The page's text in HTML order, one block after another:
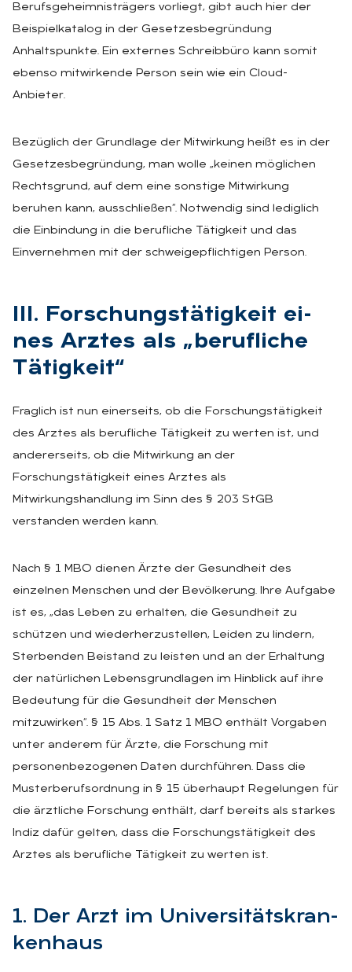
Berufsgeheimnisträgers vorliegt, gibt auch hier der
Beispielkatalog in der Gesetzesbegründung
Anhaltspunkte. Ein externes Schreibbüro kann somit
ebenso mitwirkende Person sein wie ein Cloud-
Anbieter.
Bezüglich der Grundlage der Mitwirkung heißt es in der
Gesetzesbegründung, man wolle „keinen möglichen
Rechtsgrund, auf dem eine sonstige Mitwirkung
beruhen kann, ausschließen“. Notwendig sind lediglich
die Einbindung in die berufliche Tätigkeit und das
Einvernehmen mit der schweigepflichtigen Person.
III. For­schungs­tä­tig­keit ei­
nes Arz­tes als „be­ruf­li­che
Tä­tig­keit“
Fraglich ist nun einerseits, ob die Forschungstätigkeit
des Arztes als berufliche Tätigkeit zu werten ist, und
andererseits, ob die Mitwirkung an der
Forschungstätigkeit eines Arztes als
Mitwirkungshandlung im Sinn des § 203 StGB
verstanden werden kann.
Nach § 1 MBO dienen Ärzte der Gesundheit des
einzelnen Menschen und der Bevölkerung. Ihre Aufgabe
ist es, „das Leben zu erhalten, die Gesundheit zu
schützen und wiederherzustellen, Leiden zu lindern,
Sterbenden Beistand zu leisten und an der Erhaltung
der natürlichen Lebensgrundlagen im Hinblick auf ihre
Bedeutung für die Gesundheit der Menschen
mitzuwirken“. § 15 Abs. 1 Satz 1 MBO enthält Vorgaben
unter anderem für Ärzte, die Forschung mit
personenbezogenen Daten durchführen. Dass die
Musterberufsordnung in § 15 überhaupt Regelungen für
die ärztliche Forschung enthält, darf bereits als starkes
Indiz dafür gelten, dass die Forschungstätigkeit des
Arztes als berufliche Tätigkeit zu werten ist.
1. Der Arzt im Uni­ver­si­täts­kran­
ken­haus